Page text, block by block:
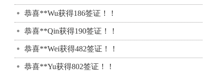
恭喜**Wu获得186签证！！
恭喜**Qin获得190签证！！
恭喜**Wei获得482签证！！
恭喜**Yu获得802签证！！